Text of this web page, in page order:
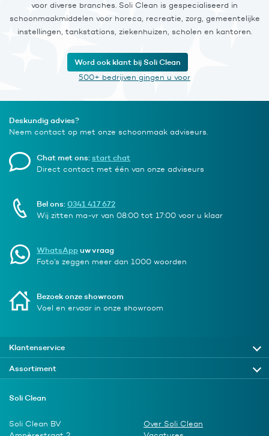
voor diverse branches. Soli Clean is gespecialiseerd in
schoonmaakmiddelen voor horeca, recreatie, zorg, gemeentelijke
instellingen, tankstations, ziekenhuizen, scholen en kantoren.
Word ook klant bij Soli Clean
500+ bedrijven gingen u voor
Deskundig advies?
Neem contact op met onze schoonmaak adviseurs.
Chat met ons:start chat
Direct contact met één van onze adviseurs
Bel ons:0341 417 672
Wij zitten ma-vr van 08:00 tot 17:00 voor u klaar
WhatsAppuw vraag
Foto’s zeggen meer dan 1000 woorden
Bezoek onze showroom
Voel en ervaar in onze showroom
Klantenservice
Assortiment
Soli Clean
Soli Clean BV
Over Soli Clean